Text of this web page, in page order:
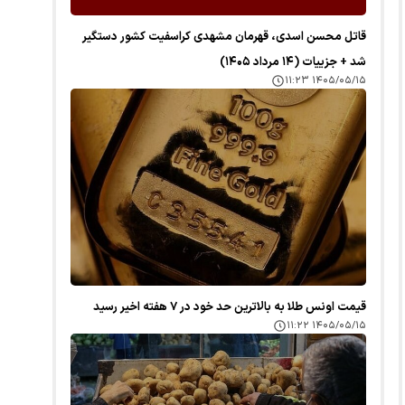
قاتل محسن اسدی، قهرمان مشهدی کراسفیت کشور دستگیر
شد + جزییات (۱۴ مرداد ۱۴۰۵)
۱۴۰۵/۰۵/۱۵ ۱۱:۲۳
قیمت اونس طلا به بالاترین حد خود در ۷ هفته اخیر رسید
۱۴۰۵/۰۵/۱۵ ۱۱:۲۲